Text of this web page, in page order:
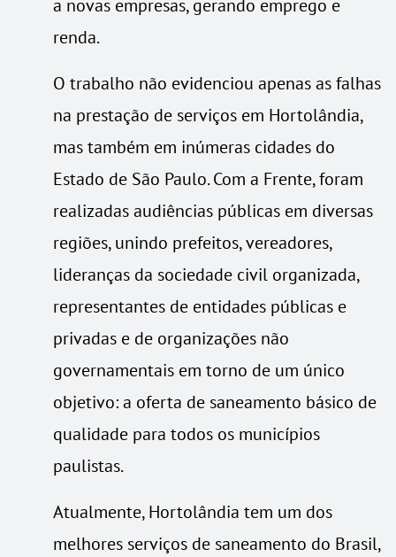
a novas empresas, gerando emprego e
renda.
O trabalho não evidenciou apenas as falhas
na prestação de serviços em Hortolândia,
mas também em inúmeras cidades do
Estado de São Paulo. Com a Frente, foram
realizadas audiências públicas em diversas
regiões, unindo prefeitos, vereadores,
lideranças da sociedade civil organizada,
repre­sentantes de en­tidades públicas e
privadas e de organizações não
governamentais em torno de um único
objetivo: a oferta de saneamento básico de
qualidade para todos os municípios
paulistas.
Atualmente, Hortolândia tem um dos
melhores serviços de saneamento do Brasil,